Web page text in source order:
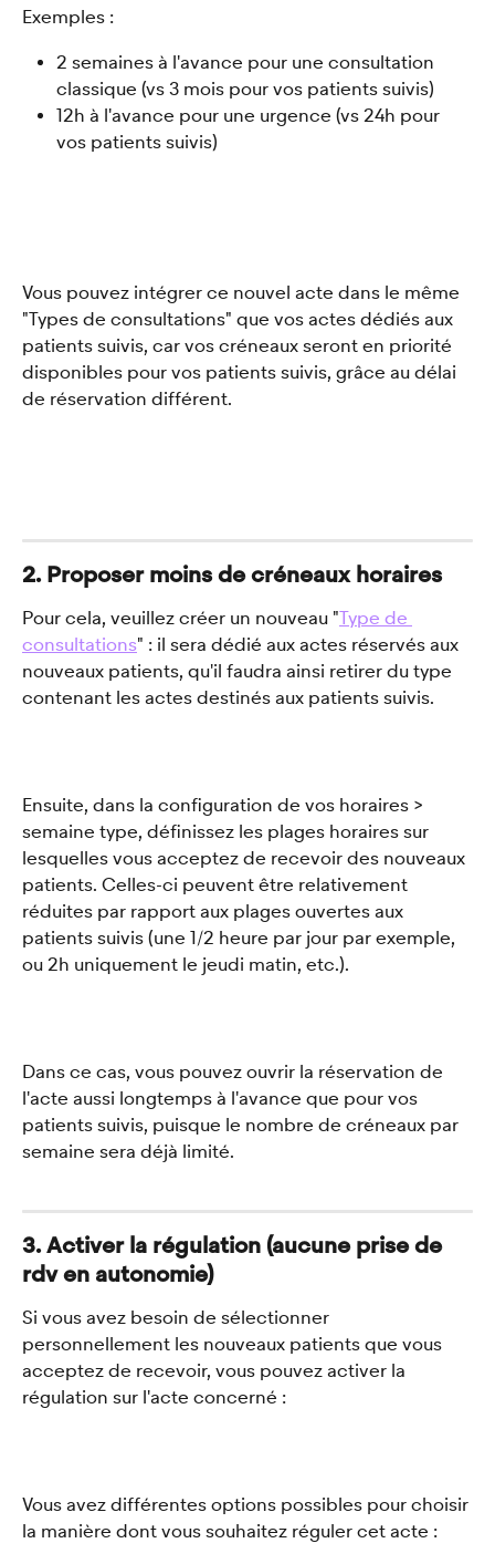
Exemples :
2 semaines à l'avance pour une consultation
classique (vs 3 mois pour vos patients suivis)
12h à l'avance pour une urgence (vs 24h pour
vos patients suivis)
Vous pouvez intégrer ce nouvel acte dans le même
"Types de consultations" que vos actes dédiés aux
patients suivis, car vos créneaux seront en priorité
disponibles pour vos patients suivis, grâce au délai
de réservation différent.
2. Proposer moins de créneaux horaires
Pour cela, veuillez créer un nouveau "Type de
consultations" : il sera dédié aux actes réservés aux
nouveaux patients, qu'il faudra ainsi retirer du type
contenant les actes destinés aux patients suivis.
Ensuite, dans la configuration de vos horaires >
semaine type, définissez les plages horaires sur
lesquelles vous acceptez de recevoir des nouveaux
patients. Celles-ci peuvent être relativement
réduites par rapport aux plages ouvertes aux
patients suivis (une 1/2 heure par jour par exemple,
ou 2h uniquement le jeudi matin, etc.).
Dans ce cas, vous pouvez ouvrir la réservation de
l'acte aussi longtemps à l'avance que pour vos
patients suivis, puisque le nombre de créneaux par
semaine sera déjà limité.
3. Activer la régulation (aucune prise de
rdv en autonomie)
Si vous avez besoin de sélectionner
personnellement les nouveaux patients que vous
acceptez de recevoir, vous pouvez activer la
régulation sur l'acte concerné :
Vous avez différentes options possibles pour choisir
la manière dont vous souhaitez réguler cet acte :